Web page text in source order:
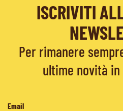
ISCRIVITI
Per rimanere
ultime novità
Email